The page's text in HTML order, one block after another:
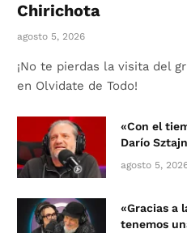
Chirichota
agosto 5, 2026
¡No te pierdas la visita del
en Olvidate de Todo!
«Con el
Darío
agosto 5,
«Gracias a
tenemos